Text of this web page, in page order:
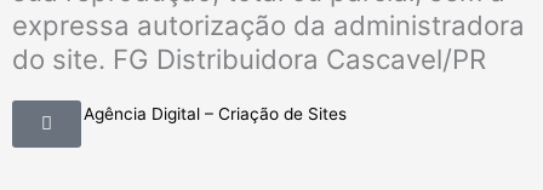
expressa autorização da administradora
do site. FG Distribuidora Cascavel/PR
Mobimkt Agência Digital – Criação de Sites